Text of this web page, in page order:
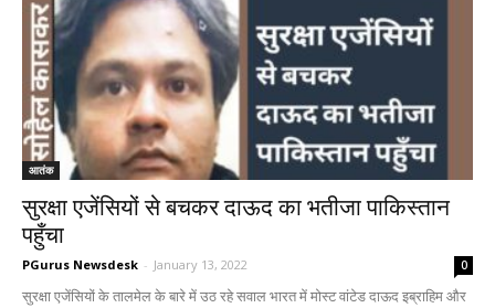
आतंक
सुरक्षा एजेंसियों से बचकर दाऊद का भतीजा पाकिस्तान
पहुँचा
PGurus Newsdesk - January 13, 2022 0
सुरक्षा एजेंसियों के तालमेल के बारे में उठ रहे सवाल भारत में मोस्ट वांटेड दाऊद इब्राहिम और